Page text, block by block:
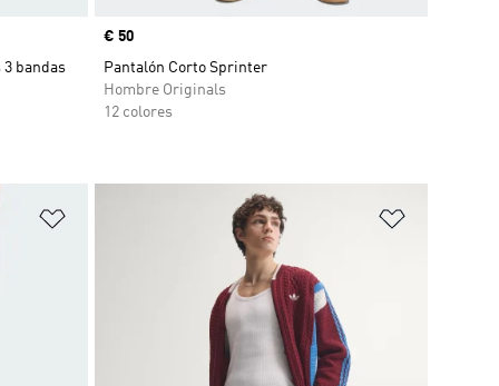
bandas
Precio
€ 50
Pantalón Corto Sprinter
Hombre Originals
12 colores
Añadir a la lista de deseos